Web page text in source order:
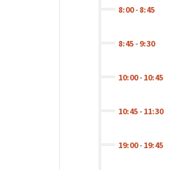
8:00- 8:45
8:45- 9:30
10:00- 10:45
10:45- 11:30
19:00- 19:45